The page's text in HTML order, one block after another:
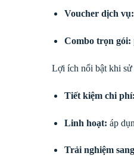
Voucher dịch vụ:
Combo trọn gói:
Lợi ích nổi bật khi
Tiết kiệm chi phí:
Linh hoạt: áp
Trải nghiệm